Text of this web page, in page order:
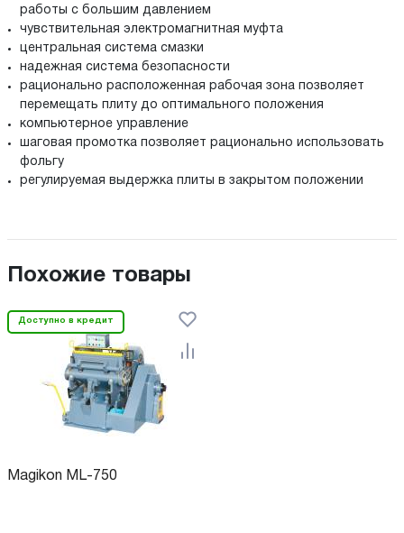
работы с большим давлением
чувствительная электромагнитная муфта
центральная система смазки
надежная система безопасности
рационально расположенная рабочая зона позволяет
перемещать плиту до оптимального положения
компьютерное управление
шаговая промотка позволяет рационально использовать
фольгу
регулируемая выдержка плиты в закрытом положении
Похожие товары
Доступно в кредит
Magikon ML-750